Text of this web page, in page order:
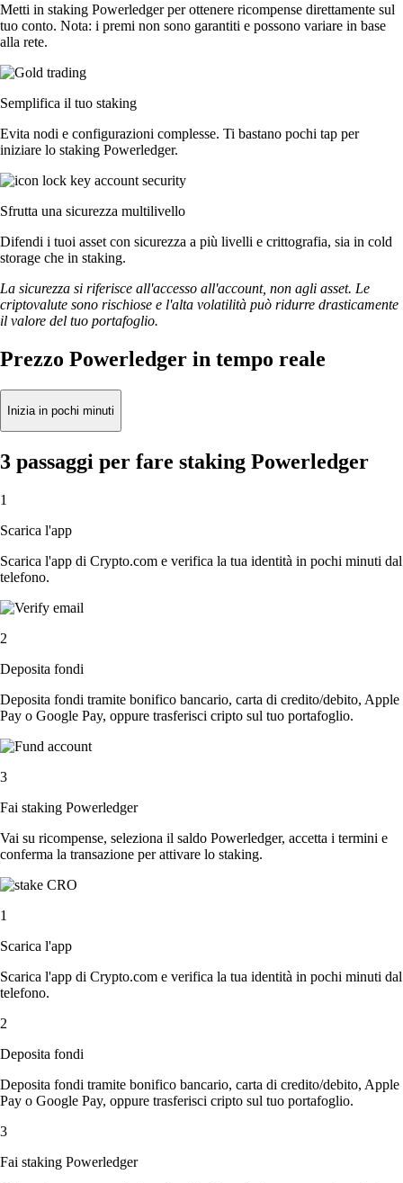
Metti in staking Powerledger per ottenere ricompense direttamente sul
tuo conto. Nota: i premi non sono garantiti e possono variare in base
alla rete.
Semplifica il tuo staking
Evita nodi e configurazioni complesse. Ti bastano pochi tap per
iniziare lo staking Powerledger.
Sfrutta una sicurezza multilivello
Difendi i tuoi asset con sicurezza a più livelli e crittografia, sia in cold
storage che in staking.
La sicurezza si riferisce all'accesso all'account, non agli asset. Le
criptovalute sono rischiose e l'alta volatilità può ridurre drasticamente
il valore del tuo portafoglio.
Prezzo Powerledger in tempo reale
Inizia in pochi minuti
3 passaggi per fare staking Powerledger
1
Scarica l'app
Scarica l'app di Crypto.com e verifica la tua identità in pochi minuti dal
telefono.
2
Deposita fondi
Deposita fondi tramite bonifico bancario, carta di credito/debito, Apple
Pay o Google Pay, oppure trasferisci cripto sul tuo portafoglio.
3
Fai staking Powerledger
Vai su ricompense, seleziona il saldo Powerledger, accetta i termini e
conferma la transazione per attivare lo staking.
1
Scarica l'app
Scarica l'app di Crypto.com e verifica la tua identità in pochi minuti dal
telefono.
2
Deposita fondi
Deposita fondi tramite bonifico bancario, carta di credito/debito, Apple
Pay o Google Pay, oppure trasferisci cripto sul tuo portafoglio.
3
Fai staking Powerledger